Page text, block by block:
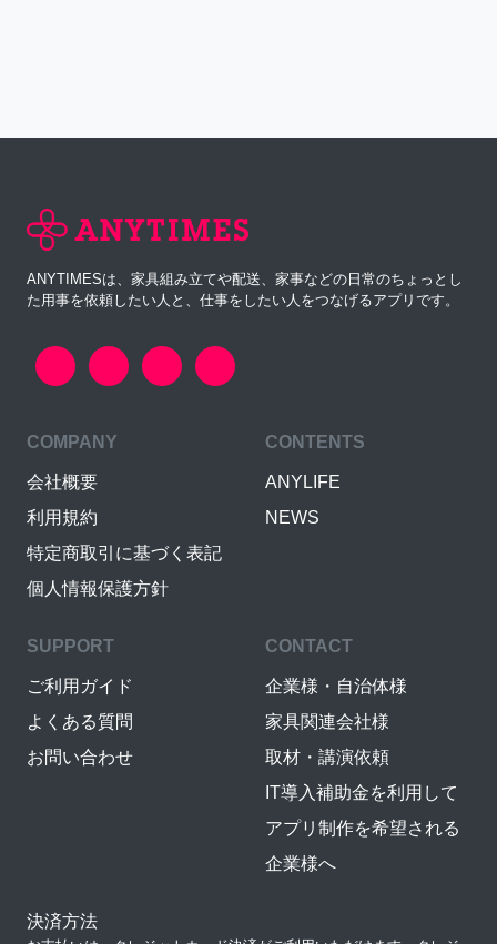
ANYTIMESは、家具組み立てや配送、家事などの日常のちょっとし
た用事を依頼したい人と、仕事をしたい人をつなげるアプリです。
COMPANY
会社概要
利用規約
特定商取引に基づく表記
個人情報保護方針
CONTENTS
ANYLIFE
NEWS
SUPPORT
ご利用ガイド
よくある質問
お問い合わせ
CONTACT
企業様・自治体様
家具関連会社様
取材・講演依頼
IT導入補助金を利用して
アプリ制作を希望される
企業様へ
決済方法